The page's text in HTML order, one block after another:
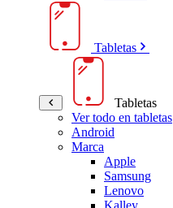
Tabletas
Tabletas
Ver todo en tabletas
Android
Marca
Apple
Samsung
Lenovo
Kalley